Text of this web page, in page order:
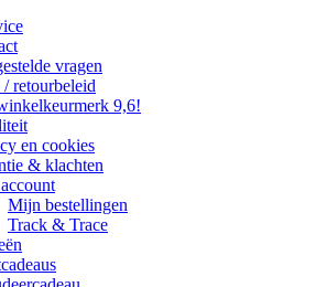
vragen
/ retourbeleid
9,6!
en cookies
& klachten
Mijn bestellingen
Track & Trace